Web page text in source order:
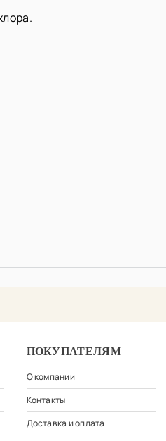
ПОКУПАТЕЛЯМ
О компании
Контакты
Доставка и оплата